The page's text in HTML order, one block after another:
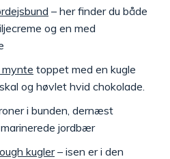
– her finder du både
og en med
mynte toppet med en kugle
og høvlet hvid chokolade.
i bunden, dernæst
jordbær
kugler– isen er i den